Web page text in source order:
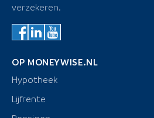
verzekeren.
OP MONEYWISE.NL
Hypotheek
Lijfrente